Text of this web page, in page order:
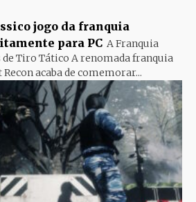
jogo da franquia
para PC A Franquia
de Tiro Tático A renomada franquia
acaba de comemorar...